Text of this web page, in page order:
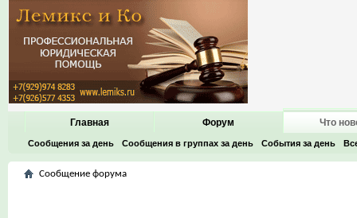
Главная Форум Что
Сообщения за день Сообщения в группах за день События за день
Сообщение форума